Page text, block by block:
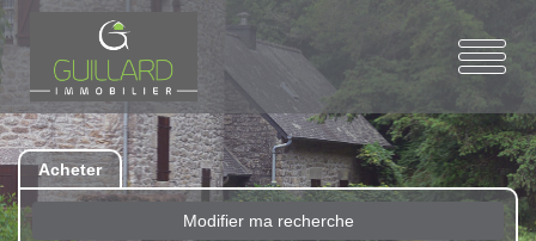
Acheter
Modifier ma recherche